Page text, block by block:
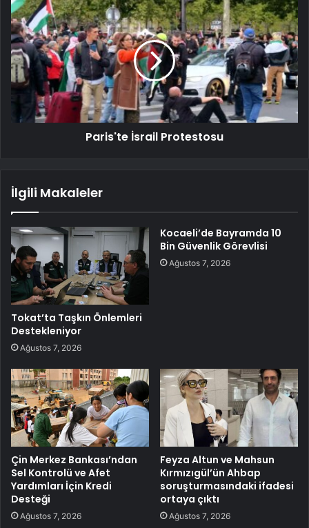
Paris'te İsrail Protestosu
İlgili Makaleler
Tokat’ta Taşkın Önlemleri
Destekleniyor
Ağustos 7, 2026
Kocaeli’de Bayramda 10
Bin Güvenlik Görevlisi
Ağustos 7, 2026
Çin Merkez Bankası’ndan
Sel Kontrolü ve Afet
Yardımları İçin Kredi
Desteği
Ağustos 7, 2026
Feyza Altun ve Mahsun
Kırmızıgül’ün Ahbap
soruşturmasındaki ifadesi
ortaya çıktı
Ağustos 7, 2026